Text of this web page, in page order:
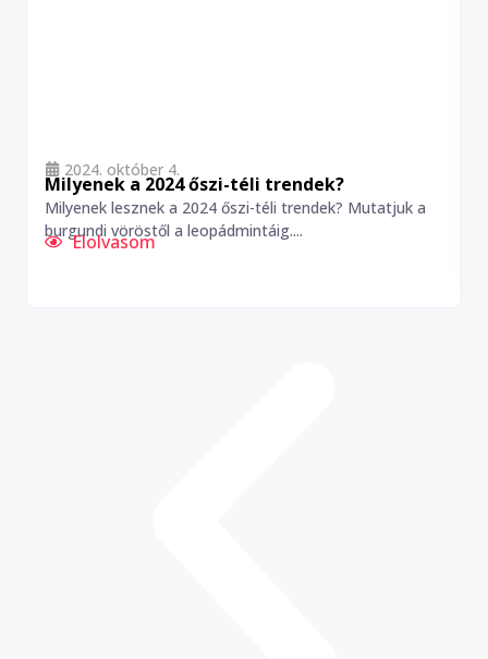
2024. október 4.
Milyenek a 2024 őszi-téli trendek?
Milyenek lesznek a 2024 őszi-téli trendek? Mutatjuk a
burgundi vöröstől a leopádmintáig....
Elolvasom